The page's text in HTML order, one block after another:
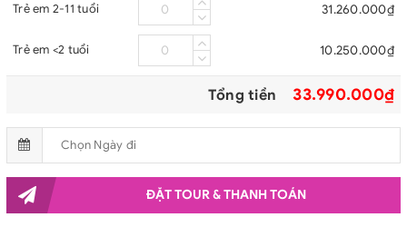
Trẻ em 2-11 tuổi 31.260.000₫
Trẻ em <2 tuổi 10.250.000₫
Tổng tiền 33.990.000₫
ĐẶT TOUR & THANH TOÁN